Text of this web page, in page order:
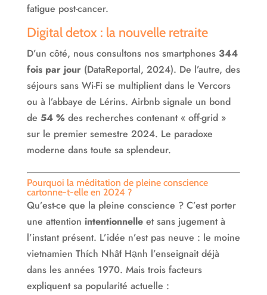
fatigue post-cancer.
Digital detox : la nouvelle retraite
D’un côté, nous consultons nos smartphones 344
fois par jour(DataReportal, 2024). De l’autre, des
séjours sans Wi-Fi se multiplient dans le Vercors
ou à l’abbaye de Lérins. Airbnb signale un bond
de 54 %des recherches contenant « off-grid »
sur le premier semestre 2024. Le paradoxe
moderne dans toute sa splendeur.
Pourquoi la méditation de pleine conscience
cartonne-t-elle en 2024 ?
Qu’est-ce que la pleine conscience ? C’est porter
une attention intentionnelleet sans jugement à
l’instant présent. L’idée n’est pas neuve : le moine
vietnamien Thích Nhất Hạnh l’enseignait déjà
dans les années 1970. Mais trois facteurs
expliquent sa popularité actuelle :